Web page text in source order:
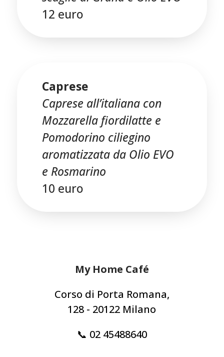
12 euro
Caprese
Caprese all’italiana con
Mozzarella fiordilatte e
Pomodorino ciliegino
aromatizzata da Olio EVO
e Rosmarino
10 euro
My Home Café
Corso di Porta Romana,
128 - 20122 Milano
📞 02 45488640